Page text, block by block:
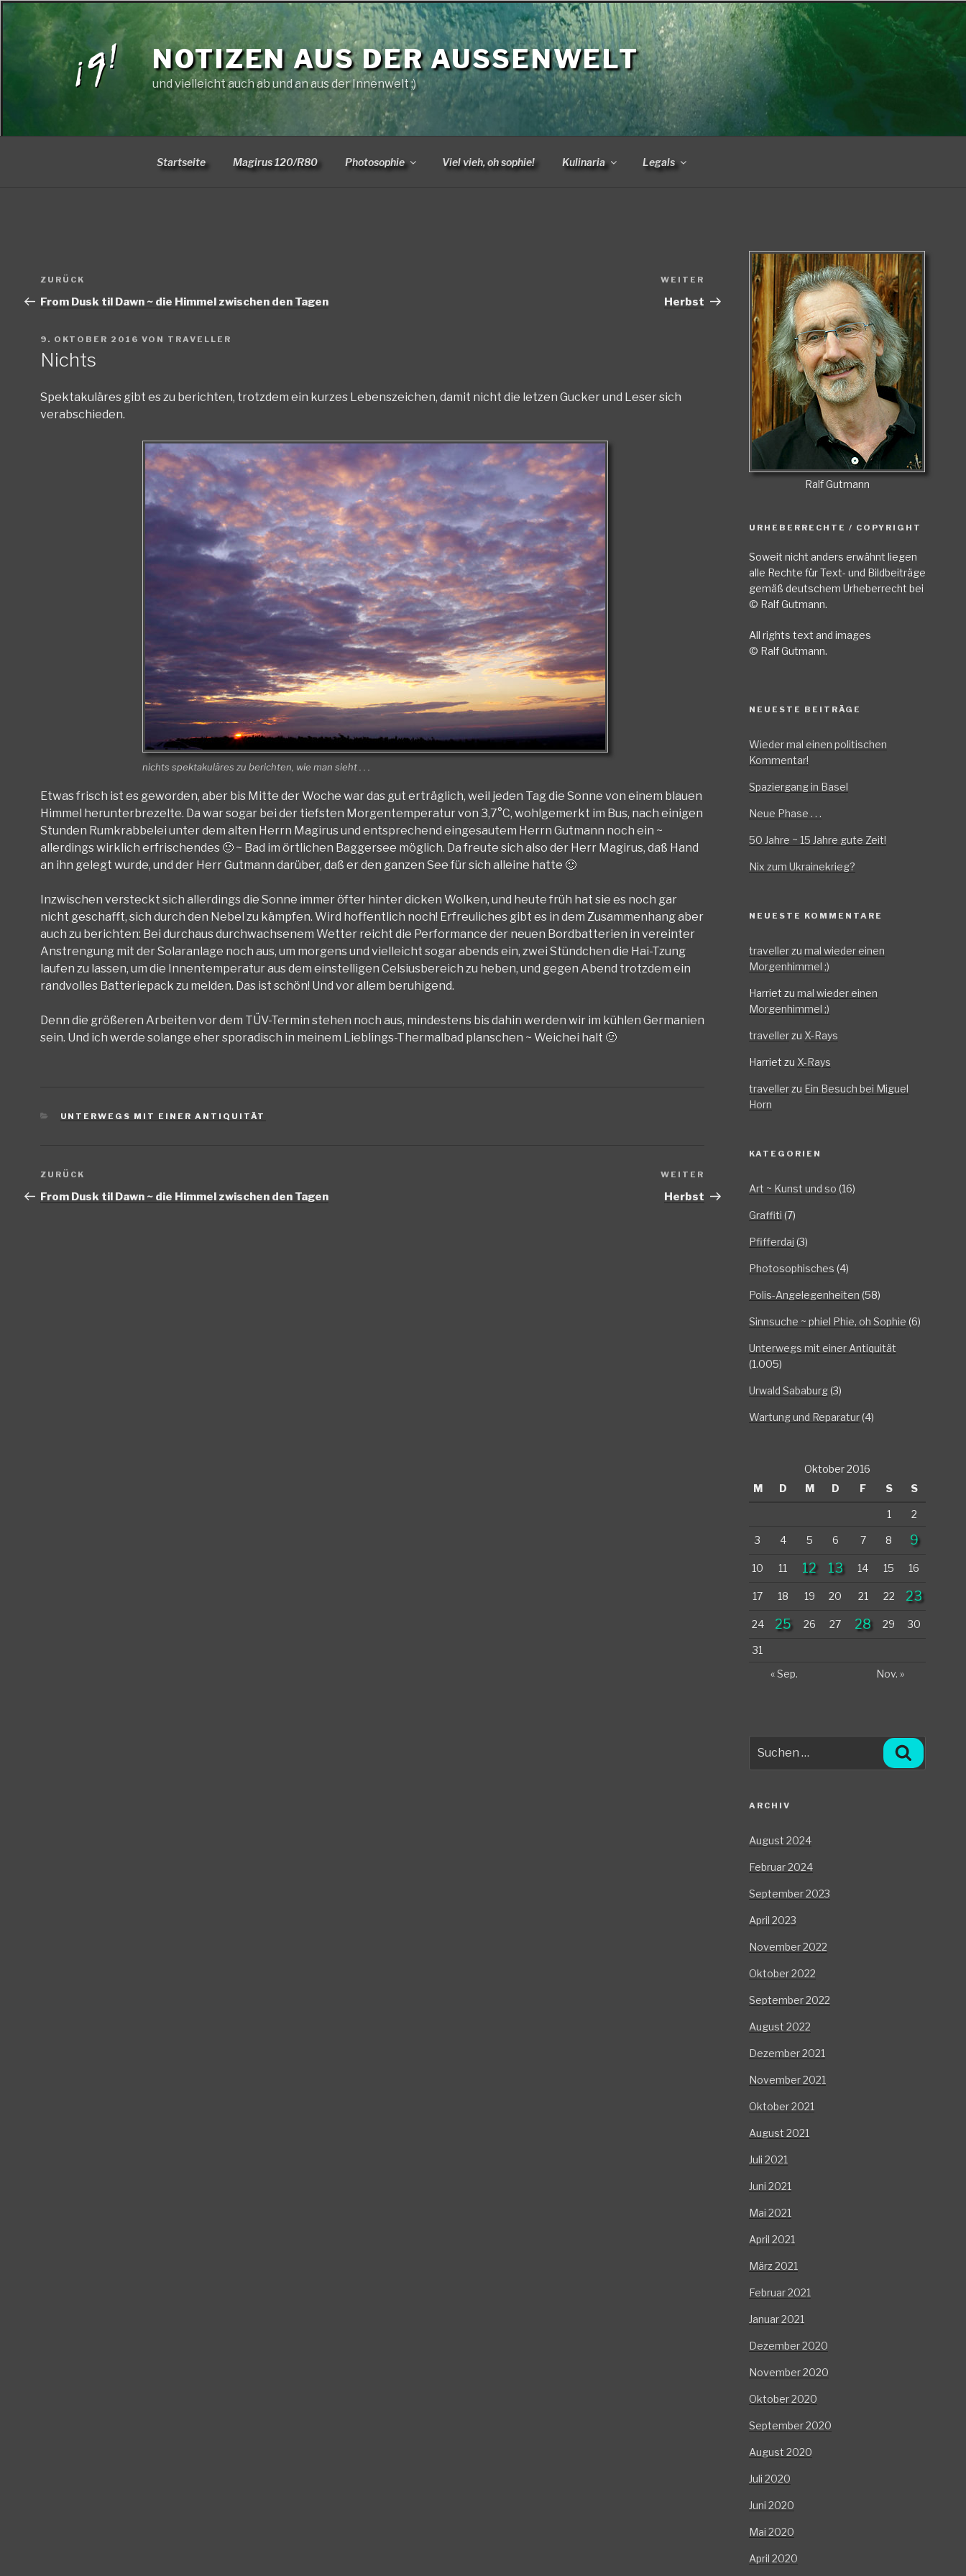
Zum
springen
NOTIZEN AUS DER AUSSENWELT
und vielleicht auch ab und an aus der Innenwelt ;)
Startseite Magirus 120/R80 Photosophie Viel vieh, oh sophie! Kulinaria Legals
Beitragsnavigation
Vorheriger
Beitrag
ZURÜCK
From Dusk til Dawn ~ die Himmel zwischen den Tagen
Nächster
Beitrag
WEITER
Herbst
VERÖFFENTLICHT
9. OKTOBER 2016 VON TRAVELLER
Nichts
Spektakuläres gibt es zu berichten, trotzdem ein kurzes Lebenszeichen, damit nicht die letzen Gucker und Leser sich
verabschieden.
nichts spektakuläres zu berichten, wie man sieht . . .
Etwas frisch ist es geworden, aber bis Mitte der Woche war das gut erträglich, weil jeden Tag die Sonne von einem blauen
Himmel herunterbrezelte. Da war sogar bei der tiefsten Morgentemperatur von 3,7°C, wohlgemerkt im Bus, nach einigen
Stunden Rumkrabbelei unter dem alten Herrn Magirus und entsprechend eingesautem Herrn Gutmann noch ein ~
allerdings wirklich erfrischendes 🙂 ~ Bad im örtlichen Baggersee möglich. Da freute sich also der Herr Magirus, daß Hand
an ihn gelegt wurde, und der Herr Gutmann darüber, daß er den ganzen See für sich alleine hatte 🙂
Inzwischen versteckt sich allerdings die Sonne immer öfter hinter dicken Wolken, und heute früh hat sie es noch gar
nicht geschafft, sich durch den Nebel zu kämpfen. Wird hoffentlich noch! Erfreuliches gibt es in dem Zusammenhang aber
auch zu berichten: Bei durchaus durchwachsenem Wetter reicht die Performance der neuen Bordbatterien in vereinter
Anstrengung mit der Solaranlage noch aus, um morgens und vielleicht sogar abends ein, zwei Stündchen die Hai-Tzung
laufen zu lassen, um die Innentemperatur aus dem einstelligen Celsiusbereich zu heben, und gegen Abend trotzdem ein
randvolles Batteriepack zu melden. Das ist schön! Und vor allem beruhigend.
Denn die größeren Arbeiten vor dem TÜV-Termin stehen noch aus, mindestens bis dahin werden wir im kühlen Germanien
sein. Und ich werde solange eher sporadisch in meinem Lieblings-Thermalbad planschen ~ Weichei halt 🙂
KATEGORIEN
UNTERWEGS MIT EINER ANTIQUITÄT
Beitragsnavigation
Vorheriger
Beitrag
ZURÜCK
From Dusk til Dawn ~ die Himmel zwischen den Tagen
Beitrag
WEITER
Herbst
Ralf Gutmann
URHEBERRECHTE / COPYRIGHT
Soweit nicht anders erwähnt liegen
alle Rechte für Text- und Bildbeiträge
gemäß deutschem Urheberrecht bei
© Ralf Gutmann.
All rights text and images
© Ralf Gutmann.
NEUESTE BEITRÄGE
Wieder mal einen politischen
Kommentar!
Spaziergang in Basel
Neue Phase . . .
50 Jahre ~ 15 Jahre gute Zeit!
Nix zum Ukrainekrieg?
NEUESTE KOMMENTARE
travellerzu mal wieder einen
Morgenhimmel ;)
Harriet zu mal wieder einen
Morgenhimmel ;)
travellerzu X-Rays
Harriet zu X-Rays
travellerzu Ein Besuch bei Miguel
Horn
KATEGORIEN
Art ~ Kunst und so (16)
Graffiti (7)
Pfifferdaj (3)
Photosophisches (4)
Polis-Angelegenheiten (58)
Sinnsuche ~ phiel Phie, oh Sophie (6)
Unterwegs mit einer Antiquität
(1.005)
Urwald Sababurg(3)
Wartung und Reparatur(4)
Oktober 2016
M
D M D F S S
1 2
3 4 5 6 7 8 9
10 11 12 13 14 15 16
17 18 19 20 21 22 23
24 25 26 27 28 29 30
31
« Sep.
Nov. »
nach:
Suchen
ARCHIV
August 2024
Februar 2024
September 2023
April 2023
November 2022
Oktober 2022
September 2022
August 2022
Dezember 2021
November 2021
Oktober 2021
August 2021
Juli 2021
Juni 2021
Mai 2021
April 2021
März 2021
Februar 2021
Januar 2021
Dezember 2020
November 2020
Oktober 2020
September 2020
August 2020
Juli 2020
Juni 2020
Mai 2020
April 2020